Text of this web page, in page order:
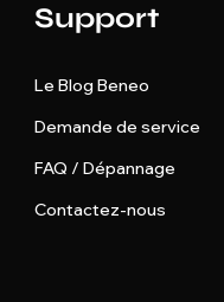
Support
Le Blog Beneo
Demande de service
FAQ / Dépannage
Contactez-nous